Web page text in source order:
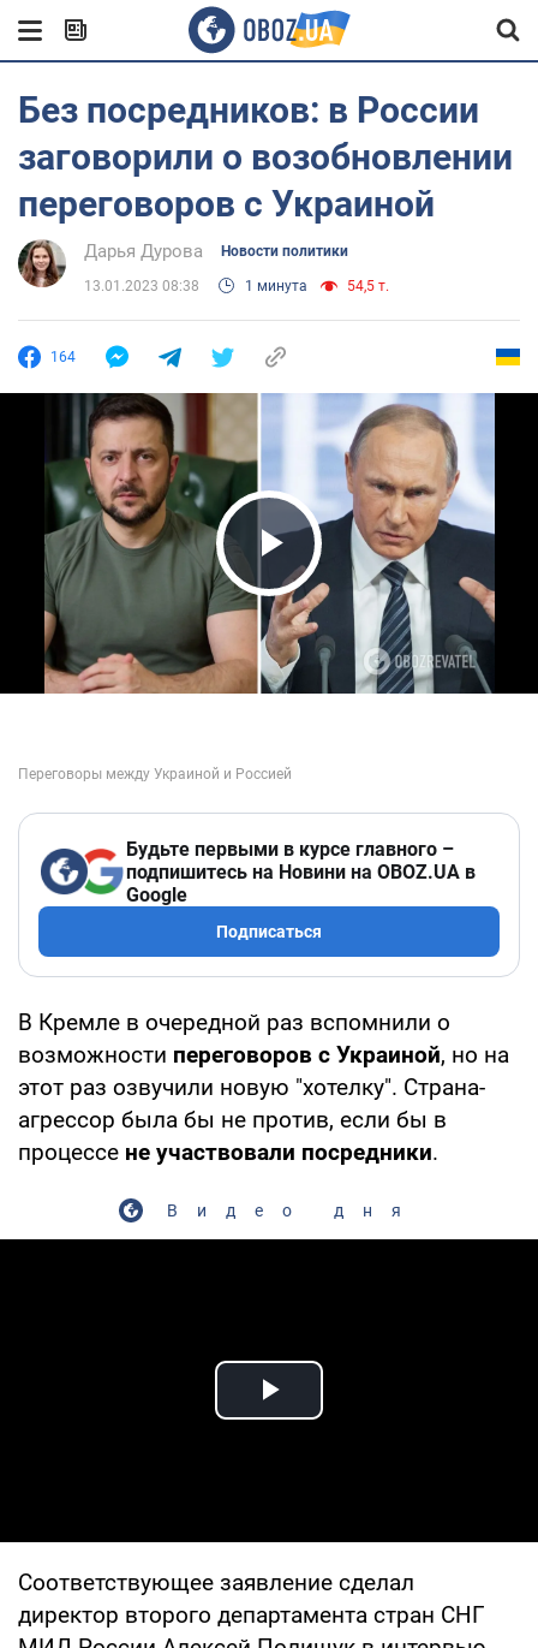
Без посредников: в России
заговорили о возобновлении
переговоров с Украиной
Дарья Дурова Новости политики
13.01.2023 08:38 1 минута 54,5 т.
164
Play Video
Будьте первыми в курсе главного –
подпишитесь на Новини на OBOZ.UA в
Google
Подписаться
В Кремле в очередной раз вспомнили о
возможности переговоров с Украиной, но на
этот раз озвучили новую "хотелку". Страна-
агрессор была бы не против, если бы в
процессе не участвовали посредники.
Видео дня
Play Video
Соответствующее заявление сделал
директор второго департамента стран СНГ